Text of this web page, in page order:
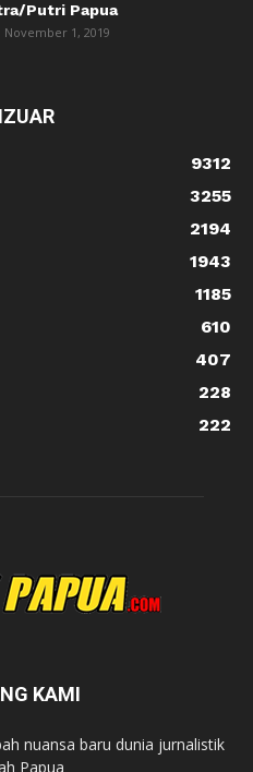
Putri Papua
November 1, 2019
9312
3255
2194
1943
1185
610
407
228
222
KAMI
nuansa baru dunia jurnalistik
Papua